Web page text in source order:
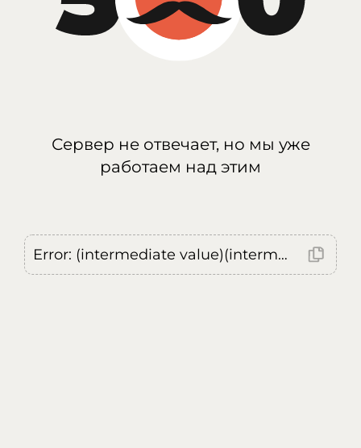
Сервер не отвечает, но мы уже
работаем над этим
Error: (intermediate value)(intermediate value)(intermediate value).replaceAll is not a function